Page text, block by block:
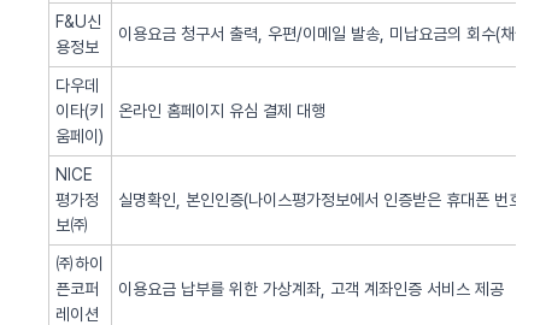
F&U신
용정보
이용요금 청구서 출력, 우편/이메일 발송, 미납요금의 회수(채권
다우데
이타(키
움페이)
온라인 홈페이지 유심 결제 대행
NICE
평가정
보㈜
실명확인, 본인인증(나이스평가정보에서 인증받은 휴대폰 번호
㈜하이
픈코퍼
레이션
이용요금 납부를 위한 가상계좌, 고객 계좌인증 서비스 제공